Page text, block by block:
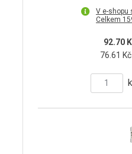
V e-shopu
Celkem
92.70
76.61